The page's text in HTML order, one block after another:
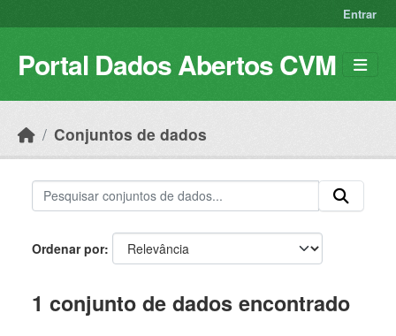
Entrar
Portal Dados Abertos CVM
Conjuntos de dados
Ordenar por
1 conjunto de dados encontrado